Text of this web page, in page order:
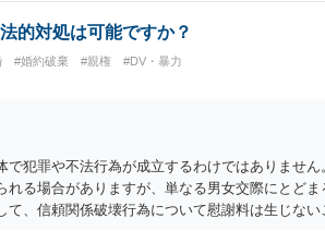
的対処は可能ですか？
#婚約破棄 #親権 #DV・暴力
で犯罪や不法行為が成立するわけではありませ
れる場合がありますが、単なる男女交際にとど
て、信頼関係破壊行為について慰謝料は生じな